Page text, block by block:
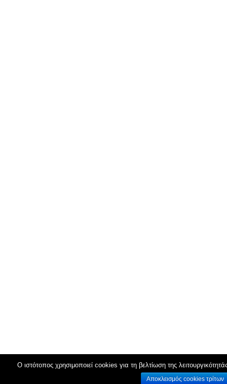
Ο ιστότοπος χρησιμοποιεί cookies για τη βελτίωση της
Αποκλεισμός cookies τρίτων